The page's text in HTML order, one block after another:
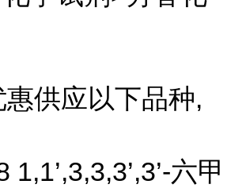
供应以下品种,
六甲